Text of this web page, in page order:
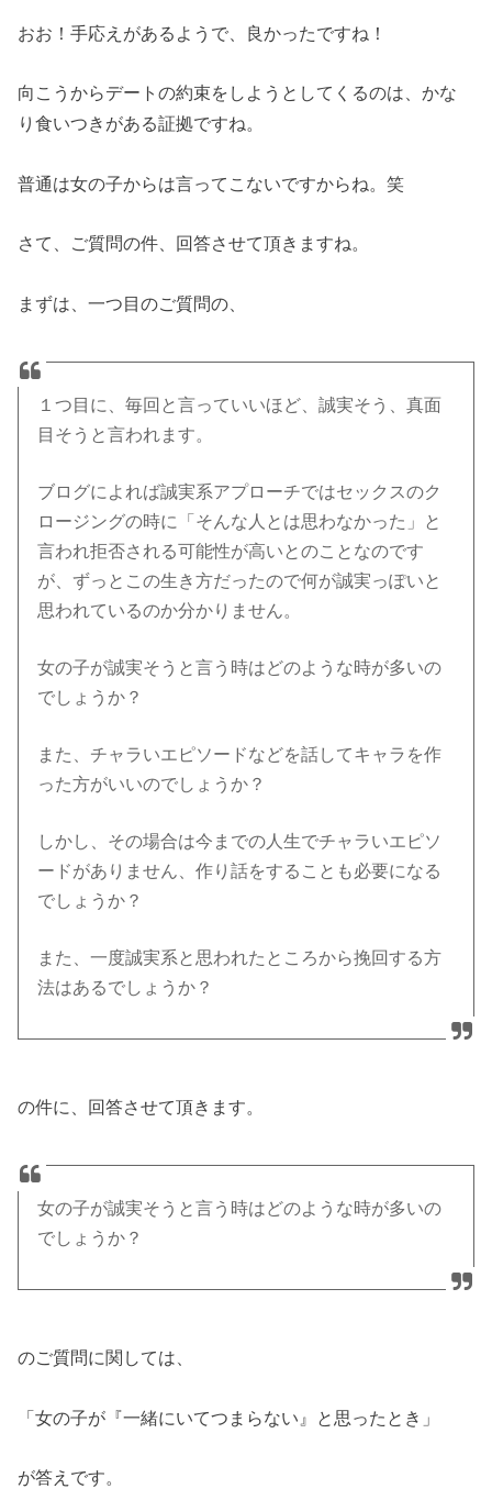
おお！手応えがあるようで、良かったですね！
向こうからデートの約束をしようとしてくるのは、かな
り食いつきがある証拠ですね。
普通は女の子からは言ってこないですからね。笑
さて、ご質問の件、回答させて頂きますね。
まずは、一つ目のご質問の、
１つ目に、毎回と言っていいほど、誠実そう、真面
目そうと言われます。
ブログによれば誠実系アプローチではセックスのク
ロージングの時に「そんな人とは思わなかった」と
言われ拒否される可能性が高いとのことなのです
が、ずっとこの生き方だったので何が誠実っぽいと
思われているのか分かりません。
女の子が誠実そうと言う時はどのような時が多いの
でしょうか？
また、チャラいエピソードなどを話してキャラを作
った方がいいのでしょうか？
しかし、その場合は今までの人生でチャラいエピソ
ードがありません、作り話をすることも必要になる
でしょうか？
また、一度誠実系と思われたところから挽回する方
法はあるでしょうか？
の件に、回答させて頂きます。
女の子が誠実そうと言う時はどのような時が多いの
でしょうか？
のご質問に関しては、
「女の子が『一緒にいてつまらない』と思ったとき」
が答えです。